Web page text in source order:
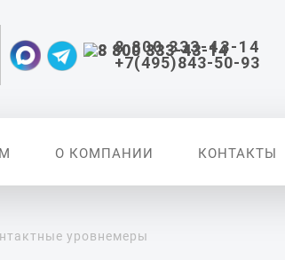
8 800 333-43-14
+7(495)843-50-93
О КОМПАНИИ КОНТАКТЫ
уровнемеры